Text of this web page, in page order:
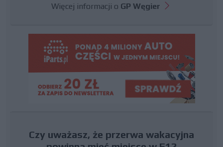
Więcej informacji o GP Węgier
Czy uważasz, że przerwa wakacyjna